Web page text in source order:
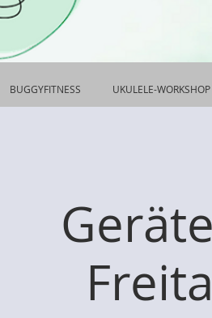
BUGGYFITNESS UKULELE-WORKSHOP